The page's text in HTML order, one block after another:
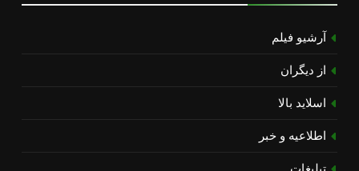
آرشیو فیلم
از دیگران
اسلاید بالا
اطلاعیه و خبر